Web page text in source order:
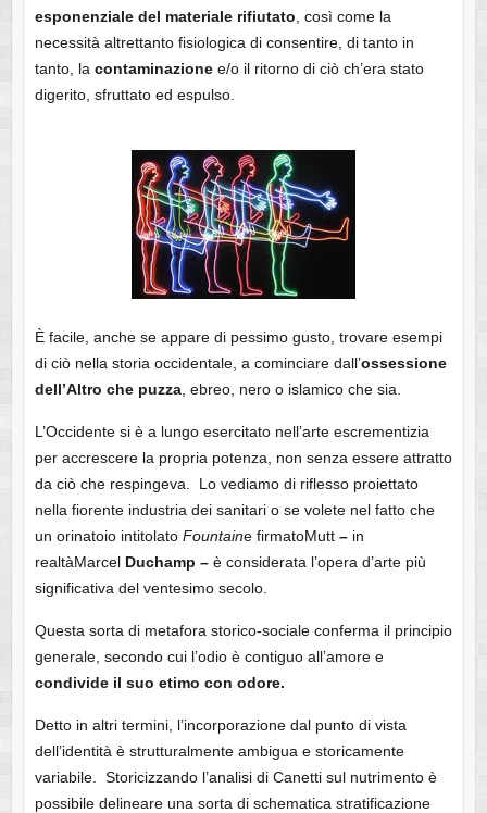
esponenziale del materiale rifiutato , così come la
necessità altrettanto fisiologica di consentire, di tanto in
tanto, la contaminazionee/o il ritorno di ciò ch’era stato
digerito, sfruttato ed espulso.
È facile, anche se appare di pessimo gusto, trovare esempi
di ciò nella storia occidentale, a cominciare dall’ossessione
dell’Altro che puzza, ebreo, nero o islamico che sia.
L’Occidente si è a lungo esercitato nell’arte escrementizia
per accrescere la propria potenza, non senza essere attratto
da ciò che respingeva. Lo vediamo di riflesso proiettato
nella fiorente industria dei sanitari o se volete nel fatto che
un orinatoio intitolato Fountaine firmatoMutt– in
realtàMarcelDuchamp – è considerata l’opera d’arte più
significativa del ventesimo secolo.
Questa sorta di metafora storico-sociale conferma il principio
generale, secondo cui l’odio è contiguo all’amore e
condivide il suo etimo con odore.
Detto in altri termini, l’incorporazione dal punto di vista
dell’identità è strutturalmente ambigua e storicamente
variabile. Storicizzando l’analisi di Canetti sul nutrimento è
possibile delineare una sorta di schematica stratificazione